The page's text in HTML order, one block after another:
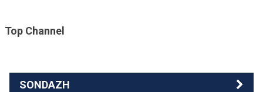
Top Channel
SONDAZH